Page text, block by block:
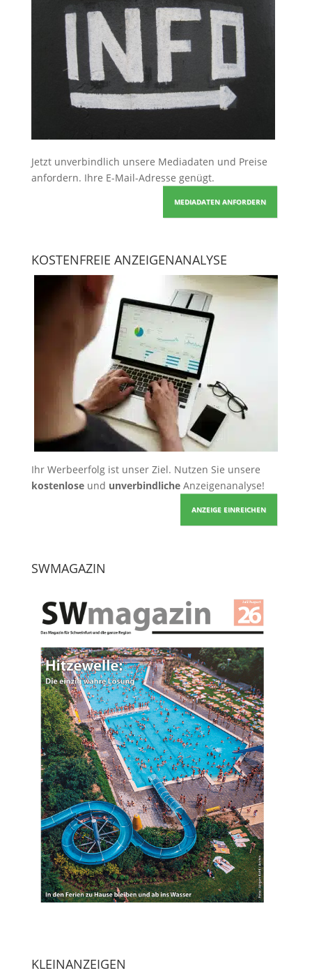
Jetzt unverbindlich unsere Mediadaten und Preise
anfordern. Ihre E-Mail-Adresse genügt.
MEDIADATEN ANFORDERN
KOSTENFREIE ANZEIGENANALYSE
Ihr Werbeerfolg ist unser Ziel. Nutzen Sie unsere
kostenloseund unverbindlicheAnzeigenanalyse!
ANZEIGE EINREICHEN
SWMAGAZIN
KLEINANZEIGEN